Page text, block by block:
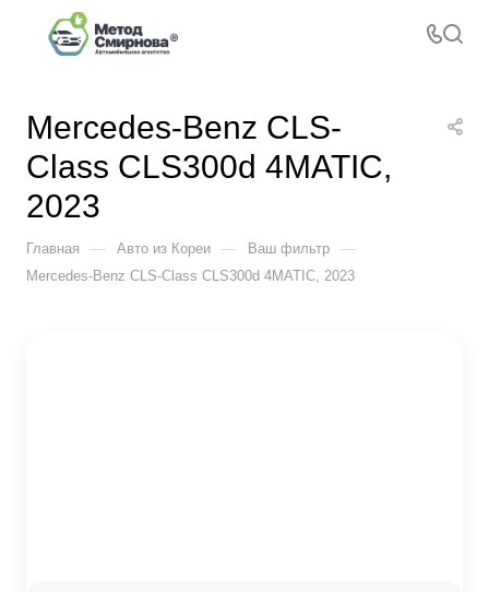
Mercedes-Benz CLS-
Class CLS300d 4MATIC,
2023
Главная — Авто из Кореи — Ваш фильтр —
Mercedes-Benz CLS-Class CLS300d 4MATIC, 2023